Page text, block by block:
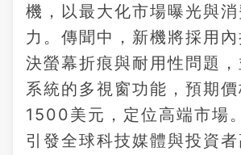
機，以最大化市場曝光與
力。傳聞中，新機將採用
決螢幕折痕與耐用性問題
系統的多視窗功能，預期
1500美元，定位高端市場
引發全球科技媒體與投資者